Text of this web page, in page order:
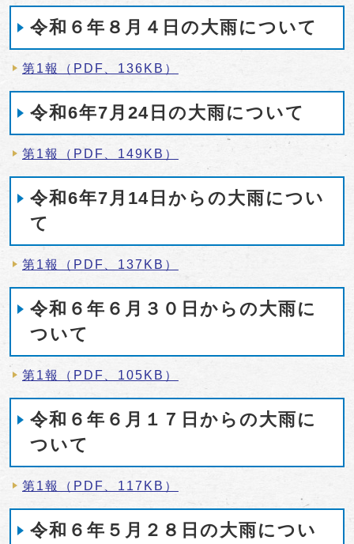
令和６年８月４日の大雨について
第1報（PDF、136KB）
令和6年7月24日の大雨について
第1報（PDF、149KB）
令和6年7月14日からの大雨につい
て
第1報（PDF、137KB）
令和６年６月３０日からの大雨に
ついて
第1報（PDF、105KB）
令和６年６月１７日からの大雨に
ついて
第1報（PDF、117KB）
令和６年５月２８日の大雨につい